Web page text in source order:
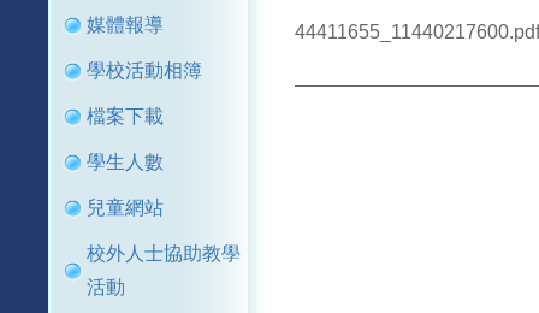
媒體報導
學校活動相簿
檔案下載
學生人數
兒童網站
校外人士協助教學
活動
44411655_11440217600.pdf